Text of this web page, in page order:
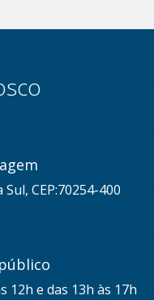
CEP:70254-400
12h e das 13h às 17h